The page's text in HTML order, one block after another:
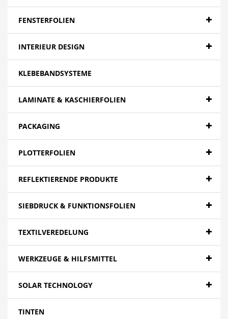
Banner - Blockout
Papier
Canvas
Mesh
Textilien
Folien - High Tack | Niedertemperaturen
Folien - Adhäsionsfolien
Papier- Fotopapier
Textilien - Canvas
Folien- polymer
LFP wasserbasierend - Papier
FENSTERFOLIEN
INTERIEUR DESIGN
KLEBEBANDSYSTEME
LAMINATE & KASCHIERFOLIEN
PACKAGING
PLOTTERFOLIEN
REFLEKTIERENDE PRODUKTE
SIEBDRUCK & FUNKTIONSFOLIEN
TEXTILVEREDELUNG
WERKZEUGE & HILFSMITTEL
SOLAR TECHNOLOGY
TINTEN